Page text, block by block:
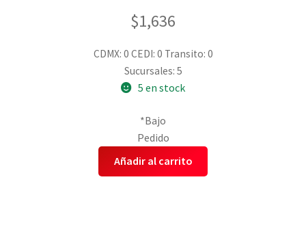
$1,636
CDMX: 0 CEDI: 0 Transito: 0
Sucursales: 5
5 en stock
*Bajo
Pedido
Añadir al carrito